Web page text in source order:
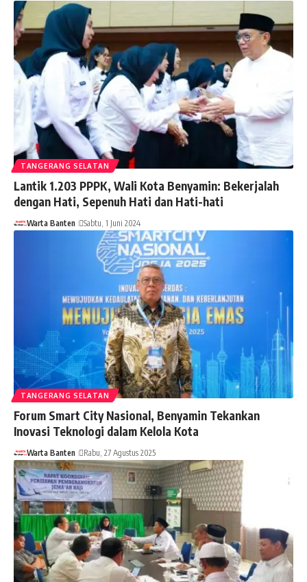
TANGERANG SELATAN
Lantik 1.203 PPPK, Wali Kota Benyamin: Bekerjalah
dengan Hati, Sepenuh Hati dan Hati-hati
Warta Banten Sabtu, 1 Juni 2024
TANGERANG SELATAN
Forum Smart City Nasional, Benyamin Tekankan
Inovasi Teknologi dalam Kelola Kota
Warta Banten Rabu, 27 Agustus 2025